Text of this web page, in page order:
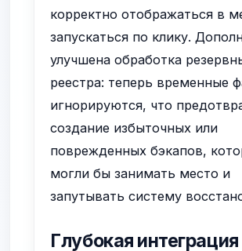
корректно отображаться в
запускаться по клику.
улучшена обработка
реестра: теперь временные
игнорируются, что
создание избыточных или
поврежденных бэкапов,
могли бы занимать место и
запутывать систему
Глубокая интеграция